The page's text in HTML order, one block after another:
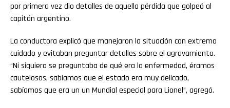
por primera vez dio detalles de aquella pérdida que golpeó al
capitán argentino.
La conductora explicó que manejaron la situación con extremo
cuidado y evitaban preguntar detalles sobre el agravamiento.
“Ni siquiera se preguntaba de qué era la enfermedad, éramos
cautelosos, sabíamos que el estado era muy delicado,
sabíamos que era un un Mundial especial para Lionel”, agregó.